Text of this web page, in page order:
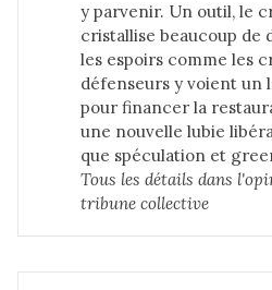
y parvenir. Un outil, le
cristallise beaucoup de
les espoirs comme les
défenseurs y voient un
pour financer la
une nouvelle lubie
que spéculation et
Tous les détails dans
tribune collective